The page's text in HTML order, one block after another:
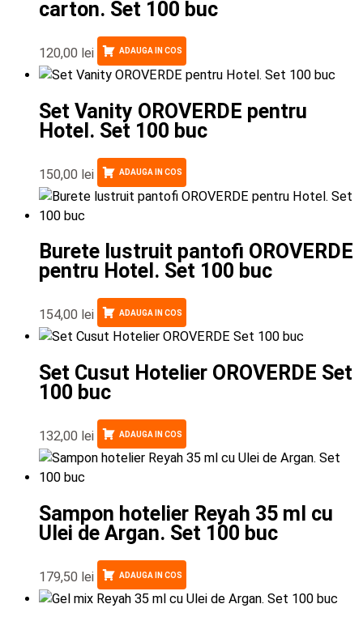
carton. Set 100 buc
120,00 lei ADAUGA IN COS
Set Vanity OROVERDE pentru
Hotel. Set 100 buc
150,00 lei ADAUGA IN COS
Burete lustruit pantofi OROVERDE
pentru Hotel. Set 100 buc
154,00 lei ADAUGA IN COS
Set Cusut Hotelier OROVERDE Set
100 buc
132,00 lei ADAUGA IN COS
Sampon hotelier Reyah 35 ml cu
Ulei de Argan. Set 100 buc
179,50 lei ADAUGA IN COS